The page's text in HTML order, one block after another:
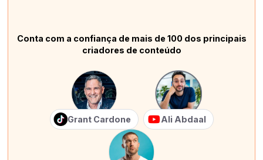
Conta com a confiança de mais de 100 dos principais
criadores de conteúdo
Grant Cardone Ali Abdaal